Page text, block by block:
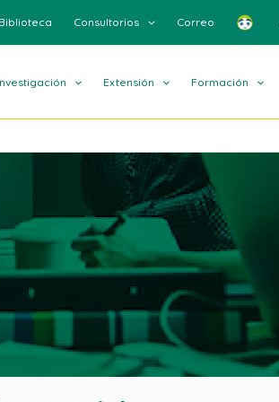
Biblioteca Consultorios Correo
Extensión Formación